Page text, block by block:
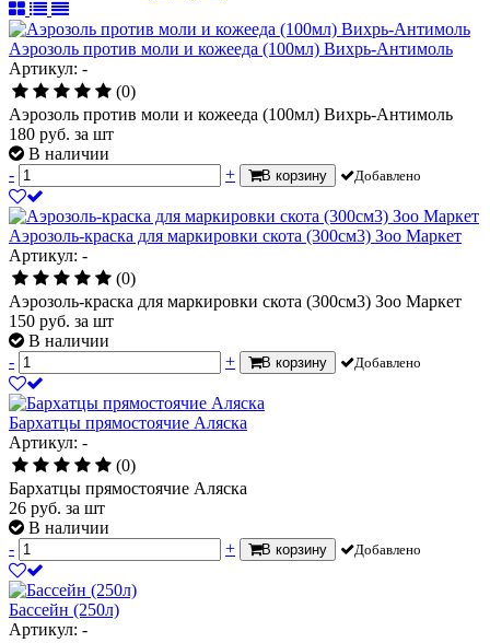
Аэрозоль против моли и кожееда (100мл) Вихрь-Антимоль
Артикул: -
(0)
Аэрозоль против моли и кожееда (100мл) Вихрь-Антимоль
180 руб. за шт
В наличии
-
+ В корзину Добавлено
Аэрозоль-краска для маркировки скота (300см3) Зоо Маркет
Артикул: -
(0)
Аэрозоль-краска для маркировки скота (300см3) Зоо Маркет
150 руб. за шт
В наличии
-
+ В корзину Добавлено
Бархатцы прямостоячие Аляска
Артикул: -
(0)
Бархатцы прямостоячие Аляска
26 руб. за шт
В наличии
-
+ В корзину Добавлено
Бассейн (250л)
Артикул: -